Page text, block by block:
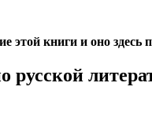
книги и оно здесь
русской